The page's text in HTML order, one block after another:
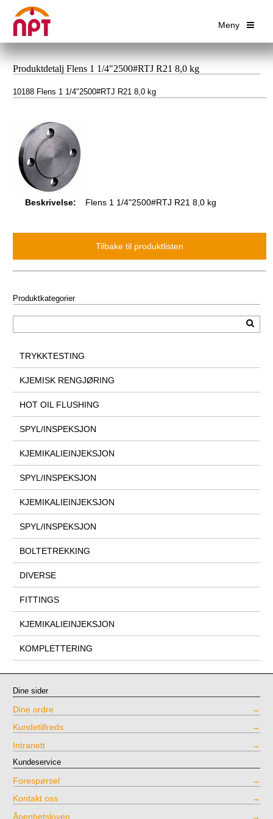
Meny
Produktdetalj Flens 1 1/4"2500#RTJ R21 8,0 kg
10188 Flens 1 1/4"2500#RTJ R21 8,0 kg
Beskrivelse: Flens 1 1/4"2500#RTJ R21 8,0 kg
Produktkategorier
TRYKKTESTING
KJEMISK RENGJØRING
HOT OIL FLUSHING
SPYL/INSPEKSJON
KJEMIKALIEINJEKSJON
SPYL/INSPEKSJON
KJEMIKALIEINJEKSJON
SPYL/INSPEKSJON
BOLTETREKKING
DIVERSE
FITTINGS
KJEMIKALIEINJEKSJON
KOMPLETTERING
Dine sider
Dine ordre
Kundetilfreds
Intranett
Kundeservice
Forespørsel
Kontakt oss
Åpenhetsloven